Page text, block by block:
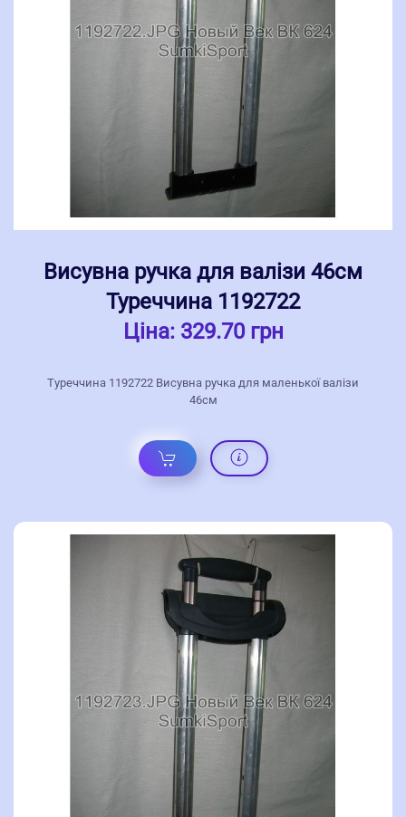
Висувна ручка для валізи 46см
Туреччина 1192722
Ціна: 329.70 грн
Туреччина 1192722 Висувна ручка для маленької валізи
46см